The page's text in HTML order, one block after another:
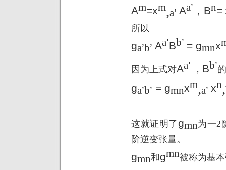
Am=xm,a’ Aa’ ， Bn=
所以
ga’b’ Aa’Bb’ = gmnx
因为上式对Aa’ ， Bb’
ga’b’ = gmnxm,a’ xn,
这就证明了gmn为一2
阶逆变张量。
gmn和gmn被称为基